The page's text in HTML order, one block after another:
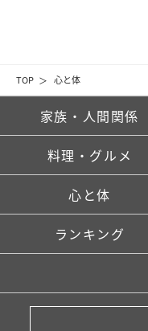
TOP 心と体
家族・人間関係
料理・グルメ
心と体
ランキング